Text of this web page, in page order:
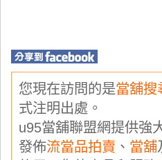
您現在訪問的是當舖搜
式注明出處。
u95當舖聯盟網提供強
發佈流當品拍賣 、 當舖